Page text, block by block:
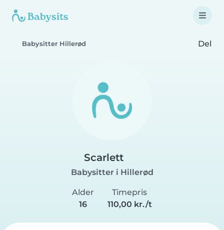
Babysitter Hillerød Del
Scarlett
Babysitter i Hillerød
Alder
16
Timepris
110,00 kr./t